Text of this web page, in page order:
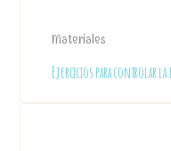
Materiales
Ejercicios para controlar la